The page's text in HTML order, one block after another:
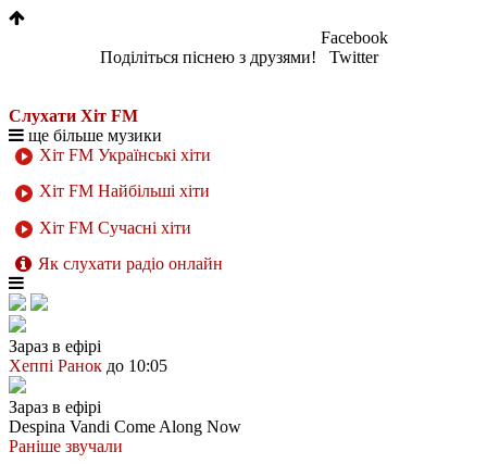
Поділіться піснею з друзями!
Facebook
Twitter
Слухати Хіт FM
ще більше музики
Хіт FM Українські хіти
Хіт FM Найбільші хіти
Хіт FM Сучасні хіти
Як слухати радіо онлайн
Зараз в ефірі
Хеппі Ранок до 10:05
Зараз в ефірі
Despina Vandi Come Along Now
Раніше звучали